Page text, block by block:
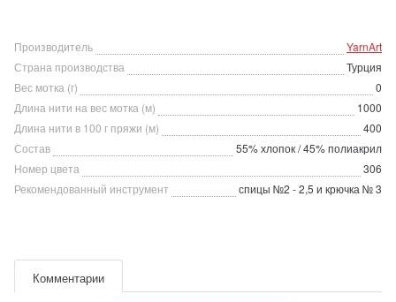
Производитель
YarnArt
Страна производства
Турция
Вес мотка (г)
0
Длина нити на вес мотка (м)
1000
Длина нити в 100 г пряжи (м)
400
Состав
55% хлопок / 45% полиакрил
Номер цвета
306
Рекомендованный инструмент
спицы №2 - 2,5 и крючка № 3
Комментарии